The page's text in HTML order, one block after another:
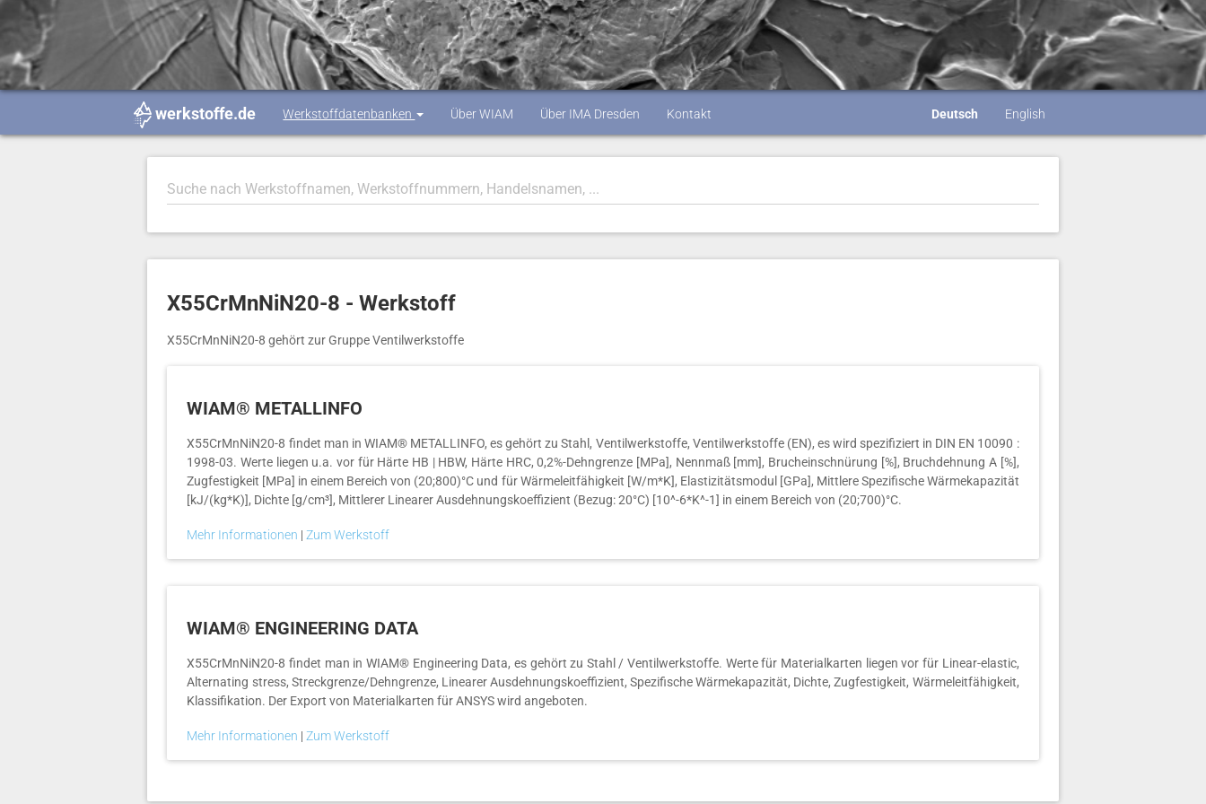
werkstoffe.de Werkstoffdatenbanken Über WIAM Über IMA Dresden Kontakt Deutsch English
X55CrMnNiN20-8 - Werkstoff
X55CrMnNiN20-8 gehört zur Gruppe Ventilwerkstoffe
WIAM® METALLINFO
X55CrMnNiN20-8 findet man in WIAM® METALLINFO, es gehört zu Stahl, Ventilwerkstoffe, Ventilwerkstoffe (EN), es wird spezifiziert in DIN EN 10090 :
1998-03. Werte liegen u.a. vor für Härte HB | HBW, Härte HRC, 0,2%-Dehngrenze [MPa], Nennmaß [mm], Brucheinschnürung [%], Bruchdehnung A [%],
Zugfestigkeit [MPa] in einem Bereich von (20;800)°C und für Wärmeleitfähigkeit [W/m*K], Elastizitätsmodul [GPa], Mittlere Spezifische Wärmekapazität
[kJ/(kg*K)], Dichte [g/cm³], Mittlerer Linearer Ausdehnungskoeffizient (Bezug: 20°C) [10^-6*K^-1] in einem Bereich von (20;700)°C.
Mehr Informationen | Zum Werkstoff
WIAM® ENGINEERING DATA
X55CrMnNiN20-8 findet man in WIAM® Engineering Data, es gehört zu Stahl / Ventilwerkstoffe. Werte für Materialkarten liegen vor für Linear-elastic,
Alternating stress, Streckgrenze/Dehngrenze, Linearer Ausdehnungskoeffizient, Spezifische Wärmekapazität, Dichte, Zugfestigkeit, Wärmeleitfähigkeit,
Klassifikation. Der Export von Materialkarten für ANSYS wird angeboten.
Mehr Informationen | Zum Werkstoff